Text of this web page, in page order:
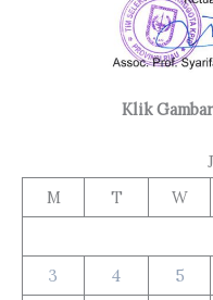
Klik
M
T W
3
4 5